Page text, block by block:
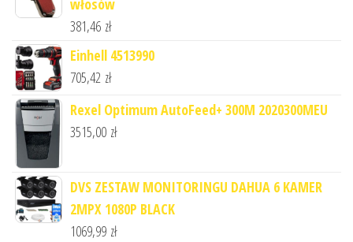
włosów
381,46 zł
Einhell 4513990
705,42 zł
Rexel Optimum AutoFeed+ 300M 2020300MEU
3515,00 zł
DVS ZESTAW MONITORINGU DAHUA 6 KAMER
2MPX 1080P BLACK
1069,99 zł